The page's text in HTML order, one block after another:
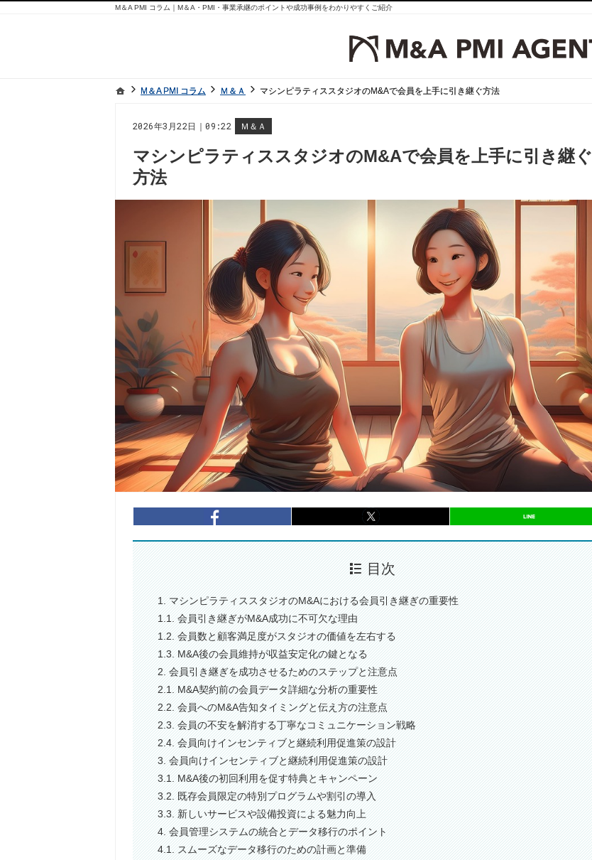
ホームM＆A PMI コラム Ｍ＆Ａ マシンピラティススタジオのM&Aで会員を上手に引き継ぐ方法
2026年3月22日｜09:22 Ｍ＆Ａ
マシンピラティススタジオのM&Aで会員を上手に引き継ぐ
方法
M＆A PMI コラム｜M＆A・PMI・事業承継のポイントや成功事例をわかりやすくご紹介
entry917シェア シェア
目次
1. マシンピラティススタジオのM&Aにおける会員引き継ぎの重要性
1.1. 会員引き継ぎがM&A成功に不可欠な理由
1.2. 会員数と顧客満足度がスタジオの価値を左右する
1.3. M&A後の会員維持が収益安定化の鍵となる
2. 会員引き継ぎを成功させるためのステップと注意点
2.1. M&A契約前の会員データ詳細な分析の重要性
2.2. 会員へのM&A告知タイミングと伝え方の注意点
2.3. 会員の不安を解消する丁寧なコミュニケーション戦略
2.4. 会員向けインセンティブと継続利用促進策の設計
3. 会員向けインセンティブと継続利用促進策の設計
3.1. M&A後の初回利用を促す特典とキャンペーン
3.2. 既存会員限定の特別プログラムや割引の導入
3.3. 新しいサービスや設備投資による魅力向上
4. 会員管理システムの統合とデータ移行のポイント
4.1. スムーズなデータ移行のための計画と準備
ホームM＆A PMI コラム Ｍ＆Ａ マシンピラティススタジオのM&Aで会員を上手に引き継ぐ方法